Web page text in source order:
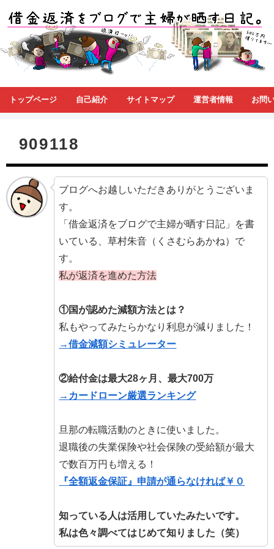
トップページ 自己紹介 サイトマップ 運営者情報 お問
909118
ブログへお越しいただきありがとうございま
す。
「借金返済をブログで主婦が晒す日記」を書
いている、草村朱音（くさむらあかね）で
す。
私が返済を進めた方法
①国が認めた減額方法とは？
私もやってみたらかなり利息が減りました！
→借金減額シミュレーター
②給付金は最大28ヶ月、最大700万
→カードローン厳選ランキング
旦那の転職活動のときに使いました。
退職後の失業保険や社会保険の受給額が最大
で数百万円も増える！
『全額返金保証』申請が通らなければ￥０
知っている人は活用していたみたいです。
私は色々調べてはじめて知りました（笑）